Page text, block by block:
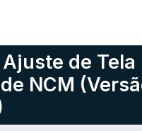
de Tela
NCM